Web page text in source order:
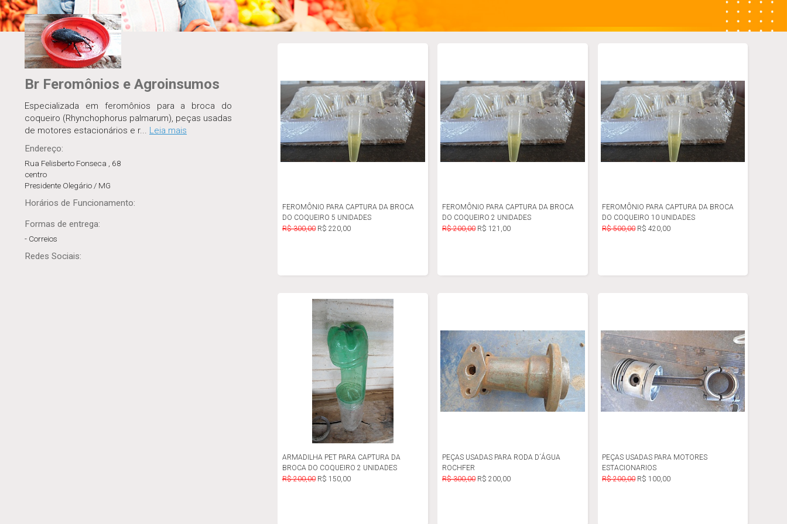
Br Feromônios e Agroinsumos
Especializada em feromônios para a broca do
coqueiro (Rhynchophorus palmarum), peças usadas
de motores estacionários e r... Leia mais
Endereço:
Rua Felisberto Fonseca , 68
centro
Presidente Olegário / MG
Horários de Funcionamento:
Formas de entrega:
- Correios
Redes Sociais:
FEROMÔNIO PARA CAPTURA DA BROCA
DO COQUEIRO 5 UNIDADES
R$ 300,00R$ 220,00
FEROMÔNIO PARA CAPTURA DA BROCA
DO COQUEIRO 2 UNIDADES
R$ 200,00R$ 121,00
FEROMÔNIO PARA CAPTURA DA BROCA
DO COQUEIRO 10 UNIDADES
R$ 500,00R$ 420,00
ARMADILHA PET PARA CAPTURA DA
BROCA DO COQUEIRO 2 UNIDADES
R$ 200,00R$ 150,00
PEÇAS USADAS PARA RODA D´ÁGUA
ROCHFER
R$ 300,00R$ 200,00
PEÇAS USADAS PARA MOTORES
ESTACIONARIOS
R$ 200,00R$ 100,00